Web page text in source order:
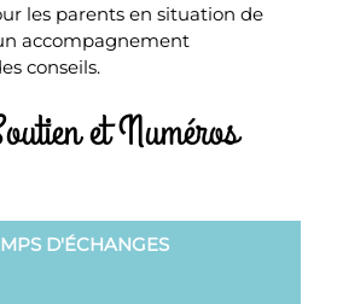
les parents en situation de
accompagnement
conseils.
et Numéros
D'ÉCHANGES